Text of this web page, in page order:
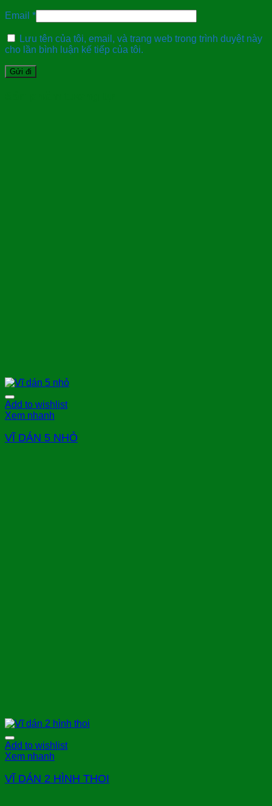
Email *
Lưu tên của tôi, email, và trang web trong trình duyệt này
cho lần bình luận kế tiếp của tôi.
Add to wishlist
Xem nhanh
VĨ DÁN 5 NHỎ
Add to wishlist
Xem nhanh
VĨ DÁN 2 HÌNH THOI